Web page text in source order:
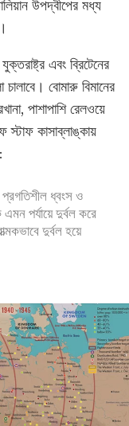
উপদ্বীপের মধ্য
এবং ব্রিটেনের
চালাবে। বোমারু বিমানের
পাশাপাশি রেলওয়ে
স্টাফ কাসাব্লাঙ্কায়
প্রগতিশীল ধ্বংস ও
পর্যায়ে দুর্বল করে
দুর্বল হয়ে